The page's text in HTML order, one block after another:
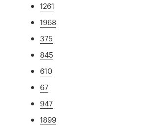
1261
1968
375
845
610
67
947
1899